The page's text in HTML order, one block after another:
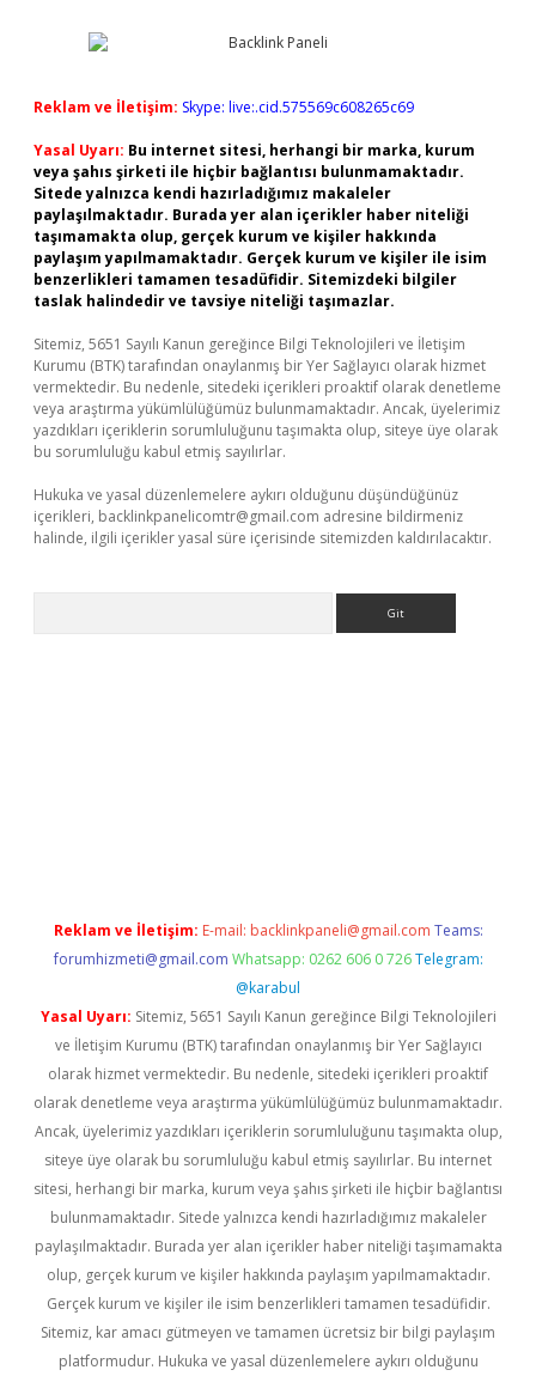
Reklam ve İletişim: Skype: live:.cid.575569c608265c69
Yasal Uyarı: Bu internet sitesi, herhangi bir marka, kurum
veya şahıs şirketi ile hiçbir bağlantısı bulunmamaktadır.
Sitede yalnızca kendi hazırladığımız makaleler
paylaşılmaktadır. Burada yer alan içerikler haber niteliği
taşımamakta olup, gerçek kurum ve kişiler hakkında
paylaşım yapılmamaktadır. Gerçek kurum ve kişiler ile isim
benzerlikleri tamamen tesadüfidir. Sitemizdeki bilgiler
taslak halindedir ve tavsiye niteliği taşımazlar.
Sitemiz, 5651 Sayılı Kanun gereğince Bilgi Teknolojileri ve İletişim
Kurumu (BTK) tarafından onaylanmış bir Yer Sağlayıcı olarak hizmet
vermektedir. Bu nedenle, sitedeki içerikleri proaktif olarak denetleme
veya araştırma yükümlülüğümüz bulunmamaktadır. Ancak, üyelerimiz
yazdıkları içeriklerin sorumluluğunu taşımakta olup, siteye üye olarak
bu sorumluluğu kabul etmiş sayılırlar.
Hukuka ve yasal düzenlemelere aykırı olduğunu düşündüğünüz
içerikleri, backlinkpanelicomtr@gmail.com adresine bildirmeniz
halinde, ilgili içerikler yasal süre içerisinde sitemizden kaldırılacaktır.
Reklam ve İletişim: E-mail: backlinkpaneli@gmail.com Teams:
forumhizmeti@gmail.com Whatsapp: 0262 606 0 726 Telegram:
@karabul
Yasal Uyarı: Sitemiz, 5651 Sayılı Kanun gereğince Bilgi Teknolojileri
ve İletişim Kurumu (BTK) tarafından onaylanmış bir Yer Sağlayıcı
olarak hizmet vermektedir. Bu nedenle, sitedeki içerikleri proaktif
olarak denetleme veya araştırma yükümlülüğümüz bulunmamaktadır.
Ancak, üyelerimiz yazdıkları içeriklerin sorumluluğunu taşımakta olup,
siteye üye olarak bu sorumluluğu kabul etmiş sayılırlar. Bu internet
sitesi, herhangi bir marka, kurum veya şahıs şirketi ile hiçbir bağlantısı
bulunmamaktadır. Sitede yalnızca kendi hazırladığımız makaleler
paylaşılmaktadır. Burada yer alan içerikler haber niteliği taşımamakta
olup, gerçek kurum ve kişiler hakkında paylaşım yapılmamaktadır.
Gerçek kurum ve kişiler ile isim benzerlikleri tamamen tesadüfidir.
Sitemiz, kar amacı gütmeyen ve tamamen ücretsiz bir bilgi paylaşım
platformudur. Hukuka ve yasal düzenlemelere aykırı olduğunu